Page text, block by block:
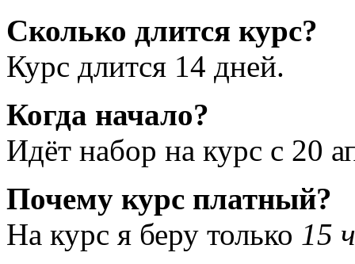
Сколько длится курс?
Курс длится 14 дней.
Когда начало?
Идёт набор на курс с 20
Почему курс платный?
На курс я беру только 15